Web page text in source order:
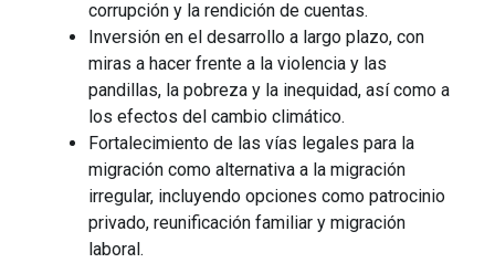
corrupción y la rendición de cuentas.
Inversión en el desarrollo a largo plazo, con
miras a hacer frente a la violencia y las
pandillas, la pobreza y la inequidad, así como a
los efectos del cambio climático.
Fortalecimiento de las vías legales para la
migración como alternativa a la migración
irregular, incluyendo opciones como patrocinio
privado, reunificación familiar y migración
laboral.